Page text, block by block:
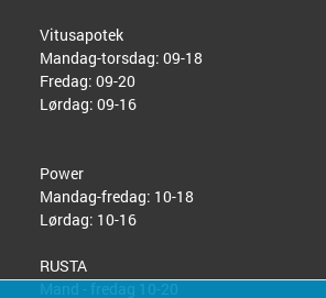
Vitusapotek
Mandag-torsdag: 09-18
Fredag: 09-20
Lørdag: 09-16
Power
Mandag-fredag: 10-18
Lørdag: 10-16
RUSTA